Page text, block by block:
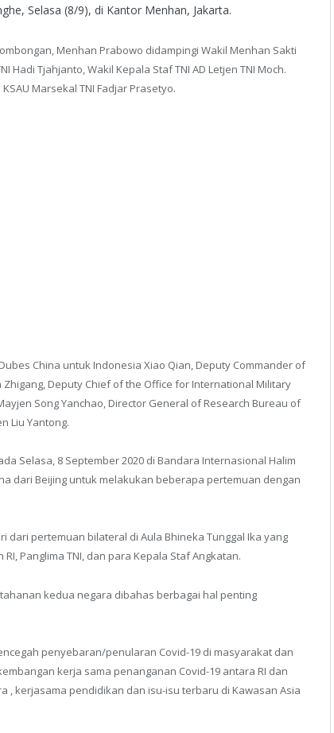
Selasa (8/9), di Kantor Menhan, Jakarta.
Menhan Prabowo didampingi Wakil Menhan Sakti
Hadi Tjahjanto, Wakil Kepala Staf TNI AD Letjen TNI Moch.
Marsekal TNI Fadjar Prasetyo.
China untuk Indonesia Xiao Qian, Deputy Commander of
Zhigang, Deputy Chief of the Office for International Military
Song Yanchao, Director General of Research Bureau of
Liu Yantong.
Selasa, 8 September 2020 di Bandara Internasional Halim
dari Beijing untuk melakukan beberapa pertemuan dengan
pertemuan bilateral di Aula Bhineka Tunggal Ika yang
Panglima TNI, dan para Kepala Staf Angkatan.
kedua negara dibahas berbagai hal penting
penyebaran/penularan Covid-19 di masyarakat dan
kerja sama penanganan Covid-19 antara RI dan
, kerjasama pendidikan dan isu-isu terbaru di Kawasan Asia